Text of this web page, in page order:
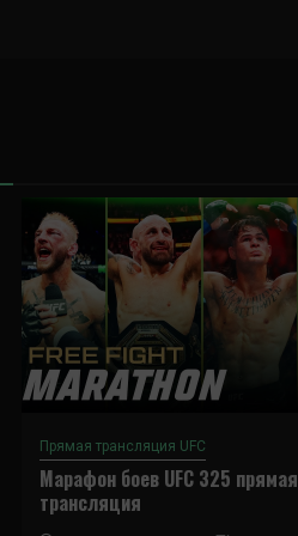
Прямая трансляция UFC
Марафон боев UFC 325 прямая
трансляция